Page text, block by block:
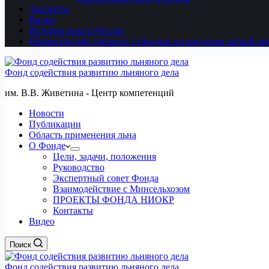
Эксперты
Видео
История льна в России
Правительство сократит субсидии по кредитам легкой
Фонд содействия развитию льняного дела
им. В.В. Живетина - Центр компетенций
Новости
Публикации
Область применения льна
О Фонде
Цели, задачи, положения
Руководство
Экспертный совет Фонда
Взаимодействие с Минсельхозом
ПРОЕКТЫ ФОНДА НИОКР
Контакты
Видео
Поиск
Фонд содействия развитию льняного дела